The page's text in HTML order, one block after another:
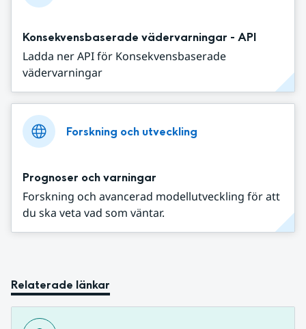
Konsekvensbaserade vädervarningar - API
Ladda ner API för Konsekvensbaserade
vädervarningar
Forskning och utveckling
Prognoser och varningar
Forskning och avancerad modellutveckling för att
du ska veta vad som väntar.
Relaterade länkar